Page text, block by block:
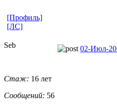
[Профиль]
[ЛС]
Seb
Стаж: 16 лет
Сообщений: 56
02-Июл-